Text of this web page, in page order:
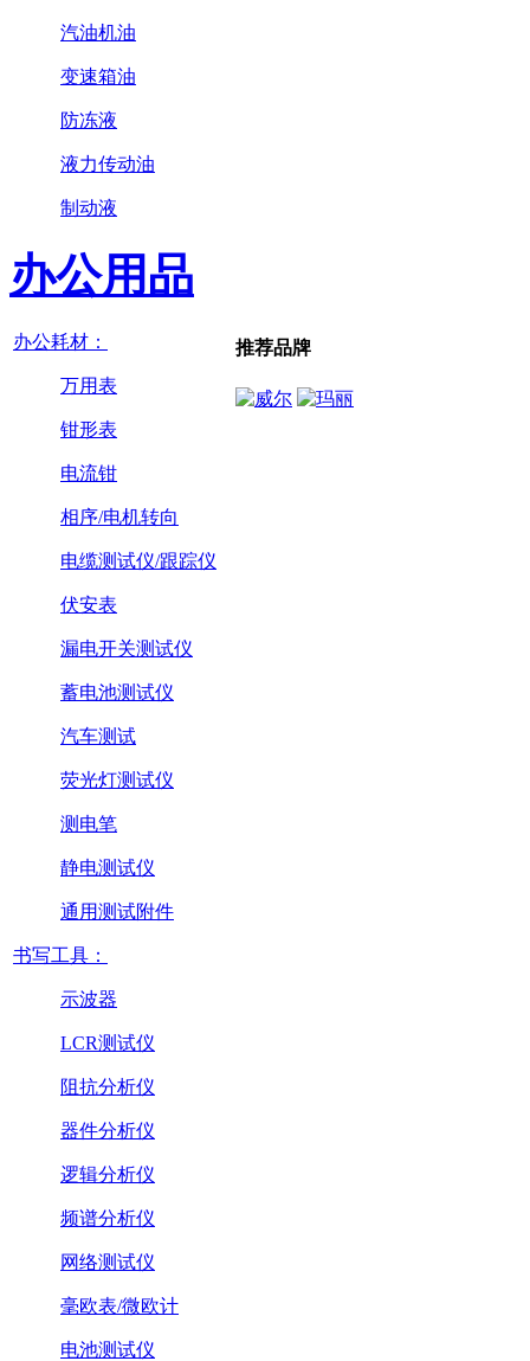
汽油机油
变速箱油
防冻液
液力传动油
制动液
办公用品
办公耗材：
万用表
钳形表
电流钳
相序/电机转向
电缆测试仪/跟踪仪
伏安表
漏电开关测试仪
蓄电池测试仪
汽车测试
荧光灯测试仪
测电笔
静电测试仪
通用测试附件
书写工具：
示波器
LCR测试仪
阻抗分析仪
器件分析仪
逻辑分析仪
频谱分析仪
网络测试仪
毫欧表/微欧计
电池测试仪
推荐品牌